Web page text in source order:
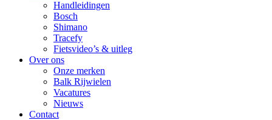
Handleidingen
Bosch
Shimano
Tracefy
Fietsvideo’s & uitleg
Over ons
Onze merken
Balk Rijwielen
Vacatures
Nieuws
Contact